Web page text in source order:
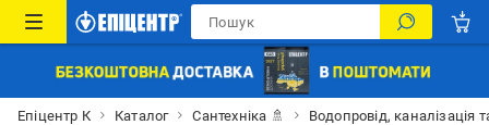
Епіцентр К Каталог Сантехніка 🚿 Водопровід, каналізація